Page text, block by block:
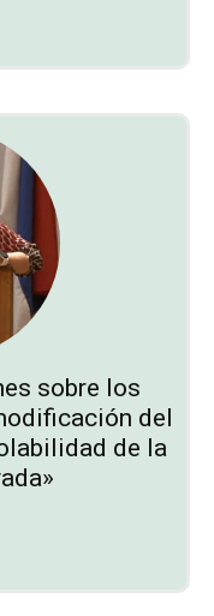
sobre los
del
de la